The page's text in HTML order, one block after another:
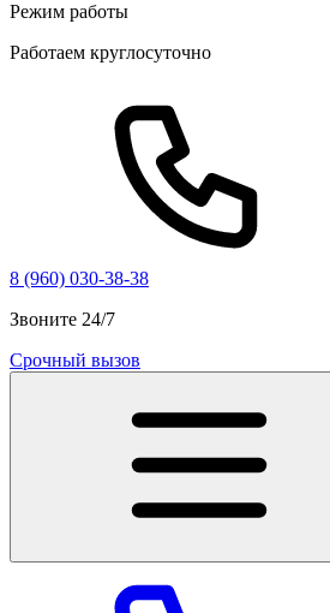
Режим работы
Работаем круглосуточно
8 (960) 030-38-38
Звоните 24/7
Срочный вызов